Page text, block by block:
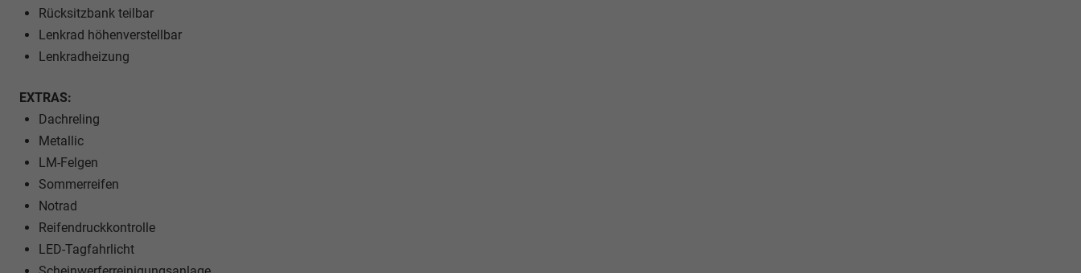
Rücksitzbank teilbar
Lenkrad höhenverstellbar
Lenkradheizung
EXTRAS:
Dachreling
Metallic
LM-Felgen
Sommerreifen
Notrad
Reifendruckkontrolle
LED-Tagfahrlicht